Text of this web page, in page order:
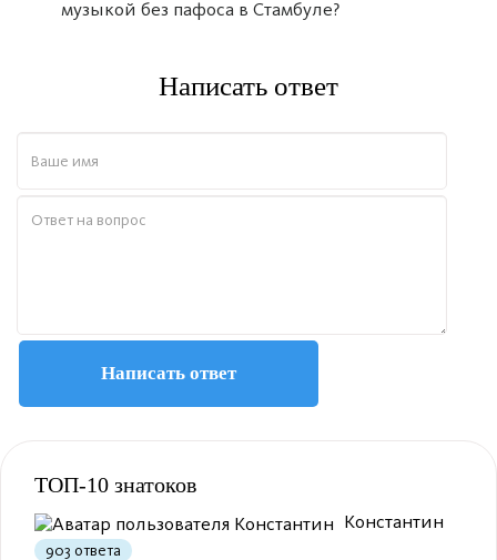
Полезно 12 Не очень 1
музыкой без пафоса в Стамбуле?
Написать ответ
Написать ответ
ТОП-10 знатоков
Константин
903 ответа